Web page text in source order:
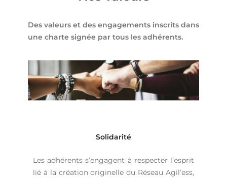
Des valeurs et des engagements inscrits dans
une charte signée par tous les adhérents.
Solidarité
Les adhérents s’engagent à respecter l’esprit
lié à la création originelle du Réseau Agil’ess,